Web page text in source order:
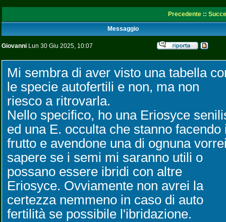
Precedente ::
Messaggio
Giovanni Lun 30 Giu 2025, 10:07
Mi sembra di aver visto una tabella
le specie autofertili e non, ma non
riesco a ritrovarla.
Nello specifico, ho una Eriosyce
ed una E. occulta che stanno facendo
frutto e avendone una di ognuna
sapere se i semi mi saranno utili o
possano essere ibridi con altre
Eriosyce. Ovviamente non avrei la
certezza nemmeno in caso di auto
fertilità se possibile l'ibridazione.